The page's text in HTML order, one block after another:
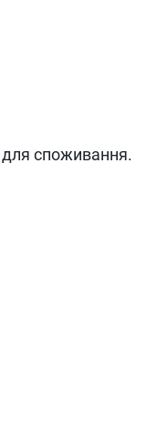
для споживання.